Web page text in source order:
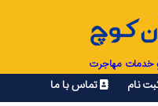
خدمات مهاجرت
نام تماس با ما